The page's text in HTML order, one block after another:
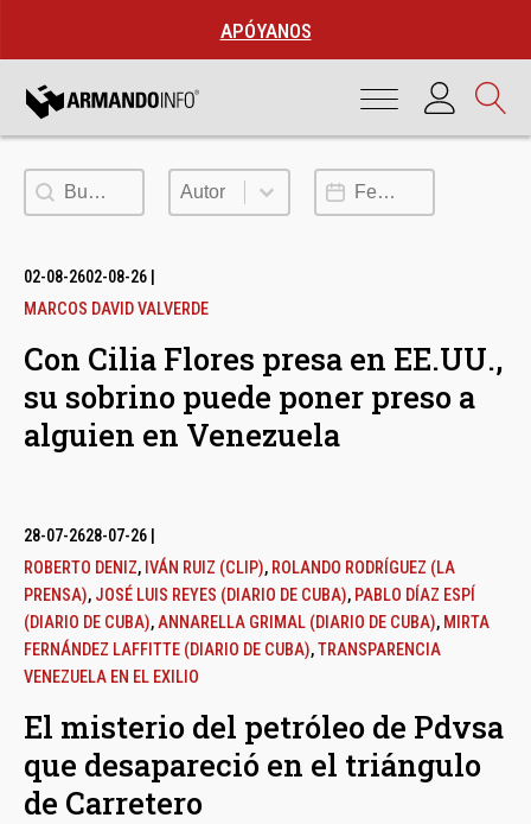
APÓYANOS
Buscar Autor
Autor Fecha de publicación
02-08-2602-08-26
MARCOS DAVID VALVERDE
Con Cilia Flores presa en EE.UU.,
su sobrino puede poner preso a
alguien en Venezuela
28-07-2628-07-26
ROBERTO DENIZ, IVÁN RUIZ (CLIP), ROLANDO RODRÍGUEZ (LA
PRENSA), JOSÉ LUIS REYES (DIARIO DE CUBA), PABLO DÍAZ ESPÍ
(DIARIO DE CUBA),ANNARELLA GRIMAL (DIARIO DE CUBA), MIRTA
FERNÁNDEZ LAFFITTE (DIARIO DE CUBA),TRANSPARENCIA
VENEZUELA EN EL EXILIO
El misterio del petróleo de Pdvsa
que desapareció en el triángulo
de Carretero